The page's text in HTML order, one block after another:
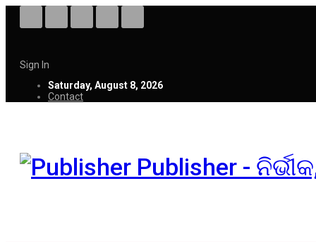
Sign In
Saturday, August 8, 2026
Contact
Publisher -